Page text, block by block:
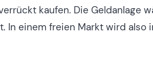
kaufen. Die Geldanlage
In einem freien Markt wird